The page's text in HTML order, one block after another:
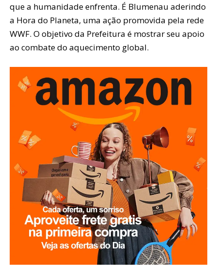
que a humanidade enfrenta. É Blumenau aderindo
a Hora do Planeta, uma ação promovida pela rede
WWF. O objetivo da Prefeitura é mostrar seu apoio
ao combate do aquecimento global.